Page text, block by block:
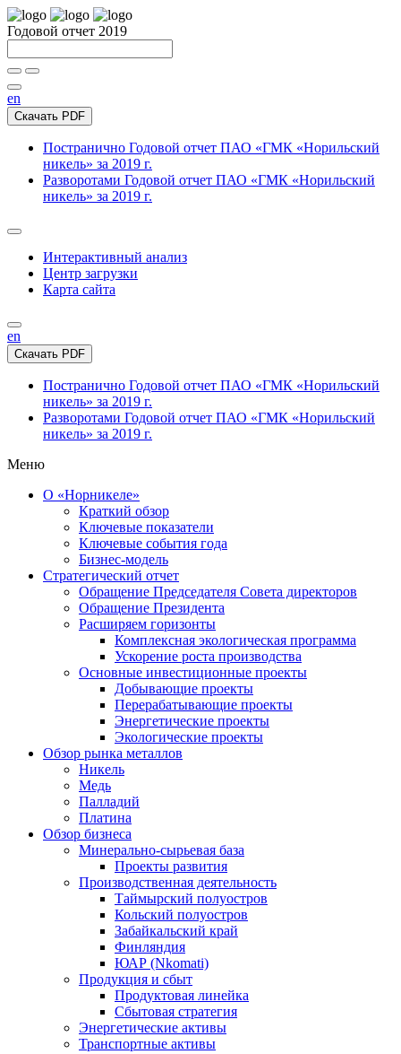
Годовой отчет 2019
en
Скачать PDF
Постранично Годовой отчет ПАО «ГМК «Норильский
никель» за 2019 г.
Разворотами Годовой отчет ПАО «ГМК «Норильский
никель» за 2019 г.
Интерактивный анализ
Центр загрузки
Карта сайта
en
Скачать PDF
Постранично Годовой отчет ПАО «ГМК «Норильский
никель» за 2019 г.
Разворотами Годовой отчет ПАО «ГМК «Норильский
никель» за 2019 г.
Меню
О «Норникеле»
Краткий обзор
Ключевые показатели
Ключевые события года
Бизнес-модель
Стратегический отчет
Обращение Председателя Совета директоров
Обращение Президента
Расширяем горизонты
Комплексная экологическая программа
Ускорение роста производства
Основные инвестиционные проекты
Добывающие проекты
Перерабатывающие проекты
Энергетические проекты
Экологические проекты
Обзор рынка металлов
Никель
Медь
Палладий
Платина
Обзор бизнеса
Минерально-сырьевая база
Проекты развития
Производственная деятельность
Таймырский полуостров
Кольский полуостров
Забайкальский край
Финляндия
ЮАР (Nkomati)
Продукция и сбыт
Продуктовая линейка
Сбытовая стратегия
Энергетические активы
Транспортные активы